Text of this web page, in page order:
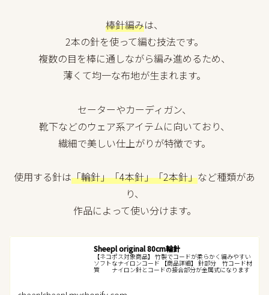
棒針編みは、
2本の針を使って編む技法です。
複数の目を棒に通しながら編み進めるため、
薄くて均一な布地が生まれます。
セーターやカーディガン、
靴下などのウェア系アイテムに向いており、
繊細で美しい仕上がりが特徴です。
使用する針は「輪針」「4本針」「2本針」など種類があ
り、
作品によって使い分けます。
Sheepl original 80cm輪針
【ネコポス対象商品】 竹製でコードが柔らかく編みやすい
ソフトなナイロンコード 【商品詳細】 針部分 竹コード材
質 ナイロン針とコードの接合部分が金属式になります